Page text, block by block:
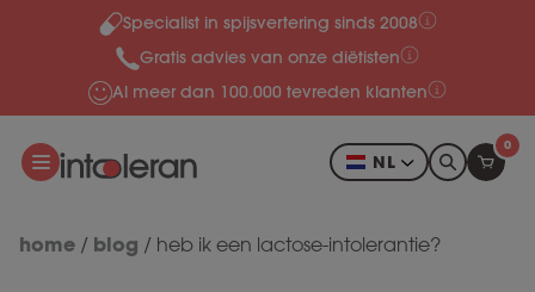
Meteen naar de content
Specialist in spijsvertering sinds 2008
Gratis advies van onze diëtisten
Al meer dan 100.000 tevreden klanten
NL
0
home / blog / heb ik een lactose-intolerantie?